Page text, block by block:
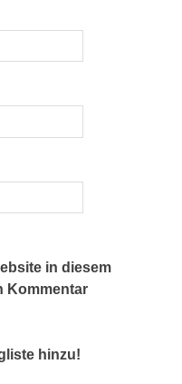
in diesem
Kommentar
hinzu!